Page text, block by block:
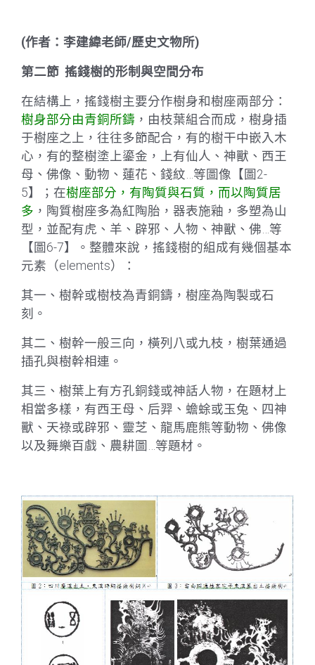
(作者：李建緯老師/歷史文物所)
第二節 搖錢樹的形制與空間分布
在結構上，搖錢樹主要分作樹身和樹座兩部分：
樹身部分由青銅所鑄 ，由枝葉組合而成，樹身插
于樹座之上，往往多節配合，有的樹干中嵌入木
心，有的整樹塗上鎏金，上有仙人、神獸、西王
母、佛像、動物、蓮花、錢紋…等圖像【圖2-
5】；在樹座部分，有陶質與石質，而以陶質居
多 ，陶質樹座多為紅陶胎，器表施釉，多塑為山
型，並配有虎、羊、辟邪、人物、神獸、佛…等
【圖6-7】。整體來說，搖錢樹的組成有幾個基本
元素（elements）：
其一、樹幹或樹枝為青銅鑄，樹座為陶製或石
刻。
其二、樹幹一般三向，橫列八或九枝，樹葉通過
插孔與樹幹相連。
其三、樹葉上有方孔銅錢或神話人物，在題材上
相當多樣，有西王母、后羿、蟾蜍或玉兔、四神
獸、天祿或辟邪、靈芝、龍馬鹿熊等動物、佛像
以及舞樂百戲、農耕圖…等題材。